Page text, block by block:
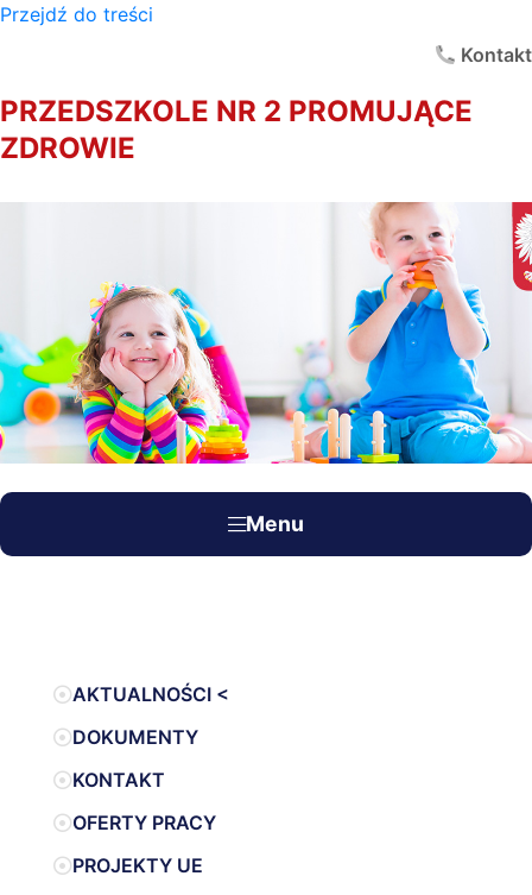
Przejdź do treści
Kontakt
PRZEDSZKOLE NR 2 PROMUJĄCE
ZDROWIE
Menu
×
AKTUALNOŚCI <
DOKUMENTY
KONTAKT
OFERTY PRACY
PROJEKTY UE